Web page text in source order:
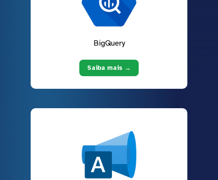
BigQuery
Saiba mais →